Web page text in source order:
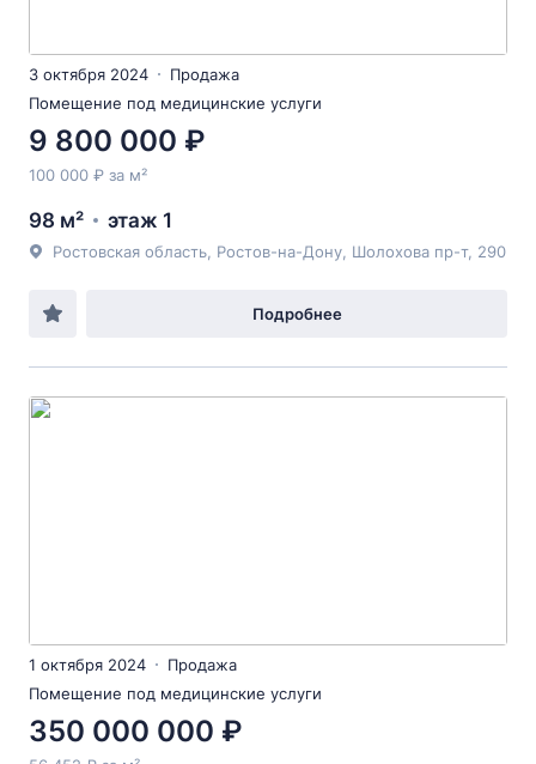
3 октября 2024
Продажа
Помещение под медицинские услуги
9 800 000 ₽
100 000 ₽ за м²
98 м² этаж 1
Ростовская область, Ростов-на-Дону, Шолохова пр-т, 290
Подробнее
1 октября 2024
Продажа
Помещение под медицинские услуги
350 000 000 ₽